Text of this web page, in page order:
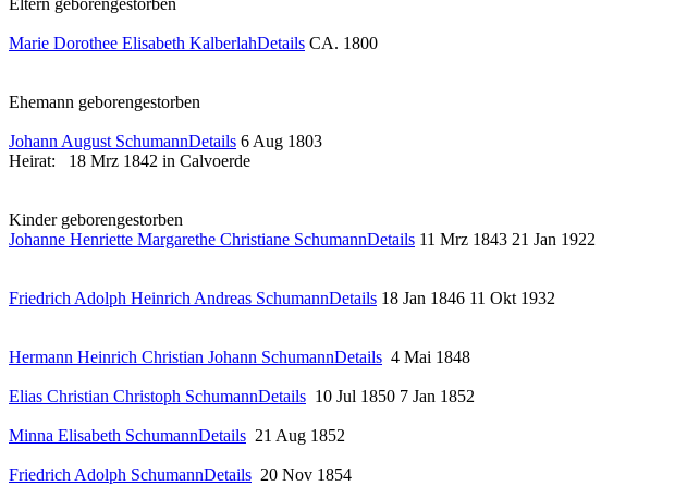
Marie Dorothee Elisabeth KalberlahDetails CA. 1800
Ehemann geborengestorben
Johann August SchumannDetails 6 Aug 1803
Heirat:
18 Mrz 1842 in Calvoerde
Kinder geborengestorben
Johanne Henriette Margarethe Christiane SchumannDetails 11 Mrz 1843 21 Jan 1922
Friedrich Adolph Heinrich Andreas SchumannDetails 18 Jan 1846 11 Okt 1932
Hermann Heinrich Christian Johann SchumannDetails 4 Mai 1848
Elias Christian Christoph SchumannDetails 10 Jul 1850 7 Jan 1852
Minna Elisabeth SchumannDetails 21 Aug 1852
Friedrich Adolph SchumannDetails 20 Nov 1854